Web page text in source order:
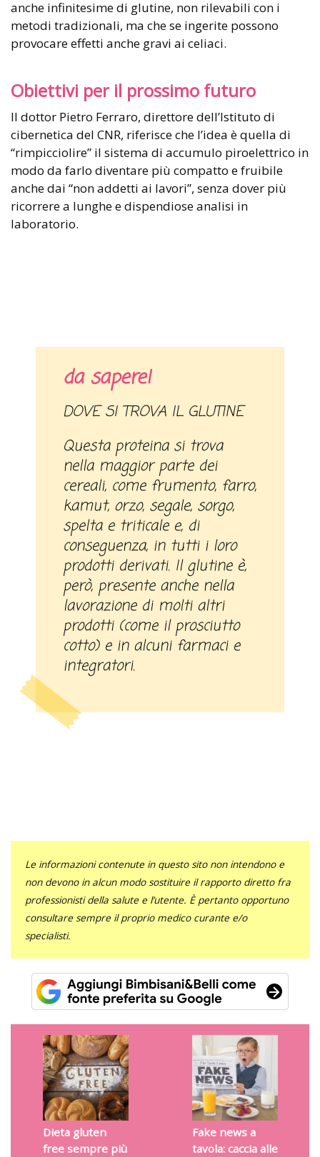
anche infinitesime di glutine, non rilevabili con i
metodi tradizionali, ma che se ingerite possono
provocare effetti anche gravi ai celiaci.
Obiettivi per il prossimo futuro
Il dottor Pietro Ferraro, direttore dell’Istituto di
cibernetica del CNR, riferisce che l’idea è quella di
“rimpicciolire” il sistema di accumulo piroelettrico in
modo da farlo diventare più compatto e fruibile
anche dai “non addetti ai lavori”, senza dover più
ricorrere a lunghe e dispendiose analisi in
laboratorio.
da sapere!
DOVE SI TROVA IL GLUTINE
Questa proteina si trova
nella maggior parte dei
cereali, come frumento, farro,
kamut, orzo, segale, sorgo,
spelta e triticale e, di
conseguenza, in tutti i loro
prodotti derivati. Il glutine è,
però, presente anche nella
lavorazione di molti altri
prodotti (come il prosciutto
cotto) e in alcuni farmaci e
integratori.
Le informazioni contenute in questo sito non intendono e
non devono in alcun modo sostituire il rapporto diretto fra
professionisti della salute e l’utente. È pertanto opportuno
consultare sempre il proprio medico curante e/o
specialisti.
Dieta gluten
free sempre più
Fake news a
tavola: caccia alle